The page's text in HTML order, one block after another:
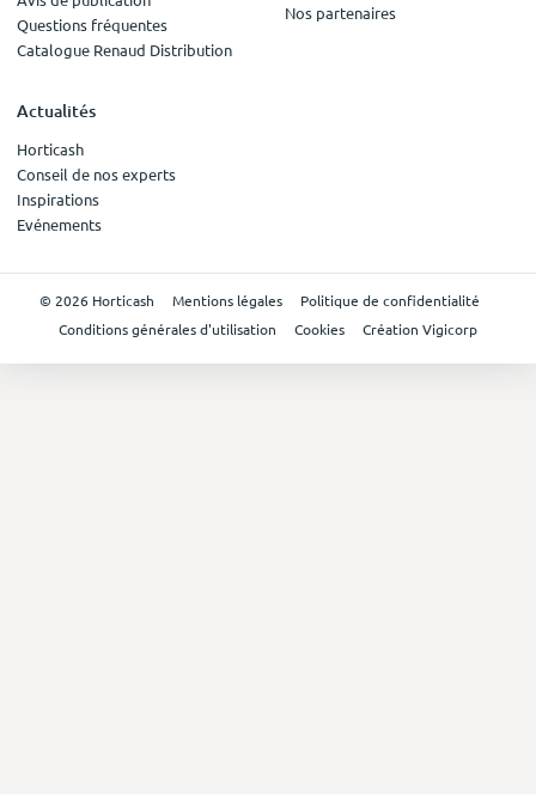
Questions fréquentes
Catalogue Renaud Distribution
Nos partenaires
Actualités
Horticash
Conseil de nos experts
Inspirations
Evénements
© 2026 Horticash Mentions légales
Politique de confidentialité
Conditions générales d'utilisation
Cookies Création Vigicorp